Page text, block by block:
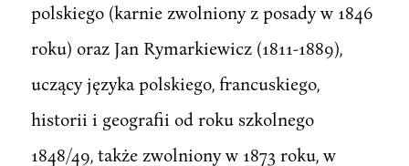
polskiego (karnie zwolniony z posady w 1846
roku) oraz Jan Rymarkiewicz (1811-1889),
uczący języka polskiego, francuskiego,
historii i geografii od roku szkolnego
1848/49, także zwolniony w 1873 roku, w